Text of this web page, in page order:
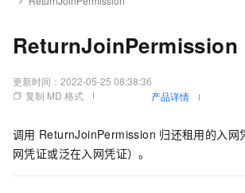
ReturnJoinPermission
更新时间： 2022-05-25 08:38:36
复制 MD 格式
产品详情
调用 ReturnJoinPermission 归还租用的入网
网凭证或泛在入网凭证）。